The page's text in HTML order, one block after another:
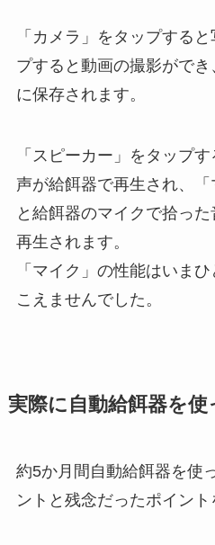
「カメラ」をタップする
プすると動画の撮影がで
に保存されます。
「スピーカー」をタップ
声が給餌器で再生され、
と給餌器のマイクで拾っ
再生されます。
「マイク」の性能はいま
こえませんでした。
実際に自動給餌器を使
約5か月間自動給餌器を使
ントと残念だったポイント